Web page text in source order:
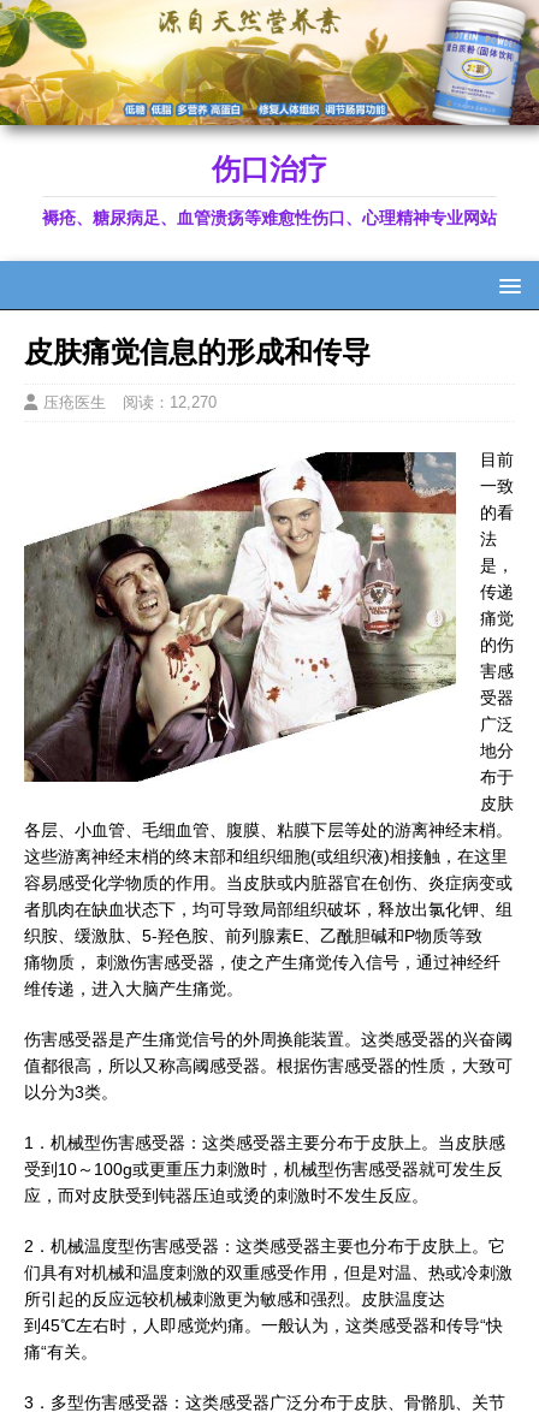
伤口治疗
褥疮、糖尿病足、血管溃疡等难愈性伤口、心理精神专业网站
皮肤痛觉信息的形成和传导
压疮医生 阅读：12,270
目前
一致
的看
法
是，
传递
痛觉
的伤
害感
受器
广泛
地分
布于
皮肤
各层、小血管、毛细血管、腹膜、粘膜下层等处的游离神经末梢。
这些游离神经末梢的终末部和组织细胞(或组织液)相接触，在这里
容易感受化学物质的作用。当皮肤或内脏器官在创伤、炎症病变或
者肌肉在缺血状态下，均可导致局部组织破坏，释放出氯化钾、组
织胺、缓激肽、5-羟色胺、前列腺素E、乙酰胆碱和P物质等致
痛物质， 刺激伤害感受器，使之产生痛觉传入信号，通过神经纤
维传递，进入大脑产生痛觉。
伤害感受器是产生痛觉信号的外周换能装置。这类感受器的兴奋阈
值都很高，所以又称高阈感受器。根据伤害感受器的性质，大致可
以分为3类。
1．机械型伤害感受器：这类感受器主要分布于皮肤上。当皮肤感
受到10～100g或更重压力刺激时，机械型伤害感受器就可发生反
应，而对皮肤受到钝器压迫或烫的刺激时不发生反应。
2．机械温度型伤害感受器：这类感受器主要也分布于皮肤上。它
们具有对机械和温度刺激的双重感受作用，但是对温、热或冷刺激
所引起的反应远较机械刺激更为敏感和强烈。皮肤温度达
到45℃左右时，人即感觉灼痛。一般认为，这类感受器和传导“快
痛“有关。
3．多型伤害感受器：这类感受器广泛分布于皮肤、骨骼肌、关节